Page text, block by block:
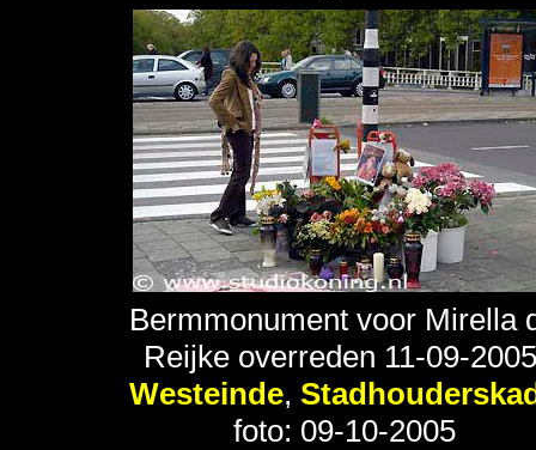
Bermmonument voor Mirella
Reijke overreden 11-09-
Westeinde,
foto: 09-10-2005